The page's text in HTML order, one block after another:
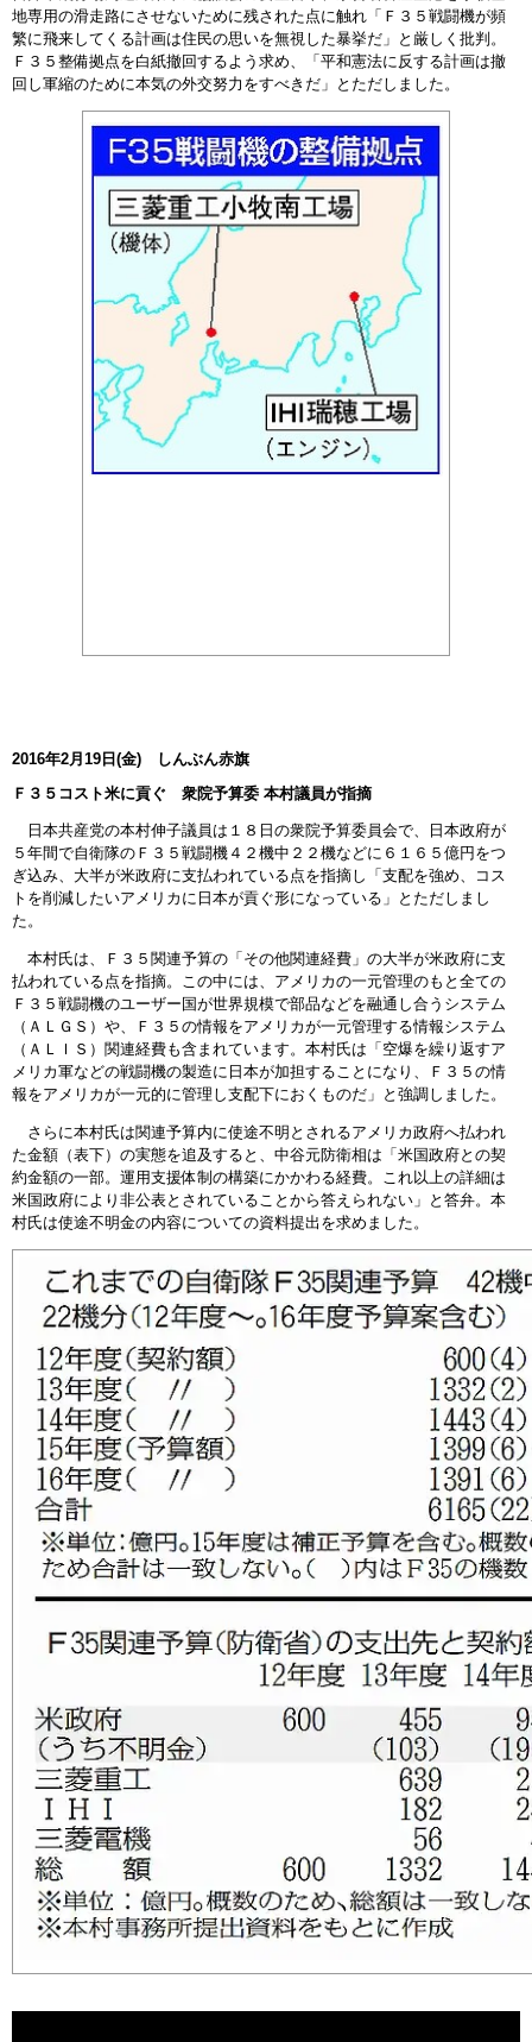
地専用の滑走路にさせないために残された点に触れ「Ｆ３５戦闘機が頻
繁に飛来してくる計画は住民の思いを無視した暴挙だ」と厳しく批判。
Ｆ３５整備拠点を白紙撤回するよう求め、「平和憲法に反する計画は撤
回し軍縮のために本気の外交努力をすべきだ」とただしました。
2016年2月19日(金) しんぶん赤旗
Ｆ３５コスト米に貢ぐ 衆院予算委 本村議員が指摘
日本共産党の本村伸子議員は１８日の衆院予算委員会で、日本政府が
５年間で自衛隊のＦ３５戦闘機４２機中２２機などに６１６５億円をつ
ぎ込み、大半が米政府に支払われている点を指摘し「支配を強め、コス
トを削減したいアメリカに日本が貢ぐ形になっている」とただしまし
た。
本村氏は、Ｆ３５関連予算の「その他関連経費」の大半が米政府に支
払われている点を指摘。この中には、アメリカの一元管理のもと全ての
Ｆ３５戦闘機のユーザー国が世界規模で部品などを融通し合うシステム
（ＡＬＧＳ）や、Ｆ３５の情報をアメリカが一元管理する情報システム
（ＡＬＩＳ）関連経費も含まれています。本村氏は「空爆を繰り返すア
メリカ軍などの戦闘機の製造に日本が加担することになり、Ｆ３５の情
報をアメリカが一元的に管理し支配下におくものだ」と強調しました。
さらに本村氏は関連予算内に使途不明とされるアメリカ政府へ払われ
た金額（表下）の実態を追及すると、中谷元防衛相は「米国政府との契
約金額の一部。運用支援体制の構築にかかわる経費。これ以上の詳細は
米国政府により非公表とされていることから答えられない」と答弁。本
村氏は使途不明金の内容についての資料提出を求めました。